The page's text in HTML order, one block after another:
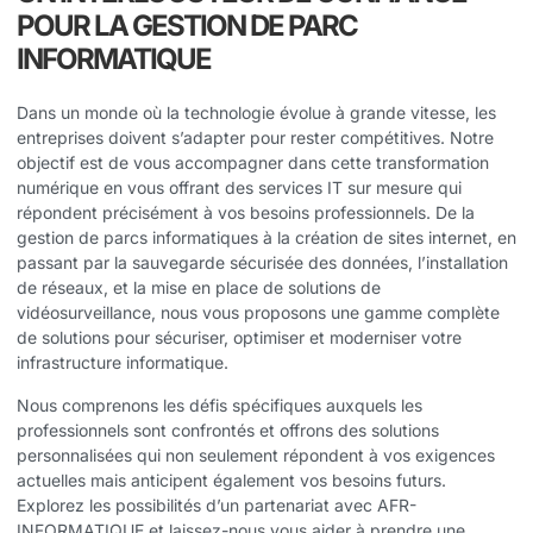
POUR LA GESTION DE PARC
INFORMATIQUE
Dans un monde où la technologie évolue à grande vitesse, les
entreprises doivent s’adapter pour rester compétitives. Notre
objectif est de vous accompagner dans cette transformation
numérique en vous offrant des services IT sur mesure qui
répondent précisément à vos besoins professionnels. De la
gestion de parcs informatiques à la création de sites internet, en
passant par la sauvegarde sécurisée des données, l’installation
de réseaux, et la mise en place de solutions de
vidéosurveillance, nous vous proposons une gamme complète
de solutions pour sécuriser, optimiser et moderniser votre
infrastructure informatique.
Nous comprenons les défis spécifiques auxquels les
professionnels sont confrontés et offrons des solutions
personnalisées qui non seulement répondent à vos exigences
actuelles mais anticipent également vos besoins futurs.
Explorez les possibilités d’un partenariat avec AFR-